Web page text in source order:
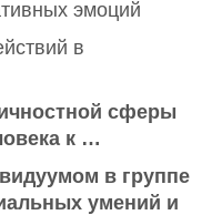
эмоций
в
сферы
к …
в группе
умений и